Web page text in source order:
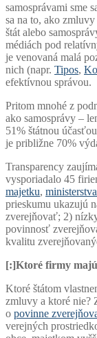
samosprávami sme
sa na to, ako
štát alebo
médiách pod
je venovaná malá
nich (napr. Tipos,
efektívnou správou.
Pritom mnohé z
ako samosprávy –
51% štátnou
je približne 70%
Transparency
vysporiadalo 45
majetku,
prieskumu ukazujú
zverejňovať; 2)
povinnosť
kvalitu
[:]Ktoré firmy
Ktoré štátom
zmluvy a ktoré nie?
o povinne
verejných